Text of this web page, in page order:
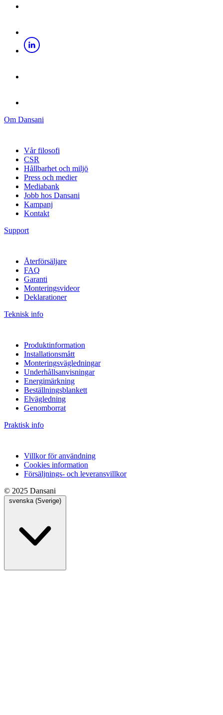
Om Dansani
Vår filosofi
CSR
Hållbarhet och miljö
Press och medier
Mediabank
Jobb hos Dansani
Kampanj
Kontakt
Support
Återförsäljare
FAQ
Garanti
Monteringsvideor
Deklarationer
Teknisk info
Produktinformation
Installationsmått
Monteringsvägledningar
Underhållsanvisningar
Energimärkning
Beställningsblankett
Elvägledning
Genomborrat
Praktisk info
Villkor för användning
Cookies information
Försäljnings- och leveransvillkor
© 2025 Dansani
svenska (Sverige)